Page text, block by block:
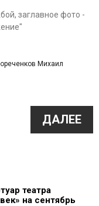
заглавное фото -
Михаил
ДАЛЕЕ
театра
на сентябрь